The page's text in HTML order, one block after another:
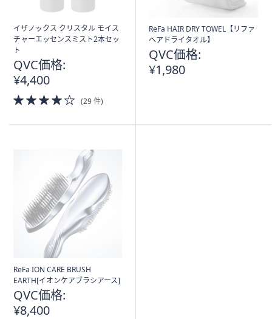
イザノックス クリスタル モイス
チャーエッセンスミスト2本セッ
ト
QVC価格:
¥4,400
4.0
of
(29 件)
ReFa HAIR DRY TOWEL【リファ
ヘアドライタオル】
QVC価格:
¥1,980
ReFa ION CARE BRUSH
EARTH[イオンケアブラシアース]
QVC価格:
¥8,400